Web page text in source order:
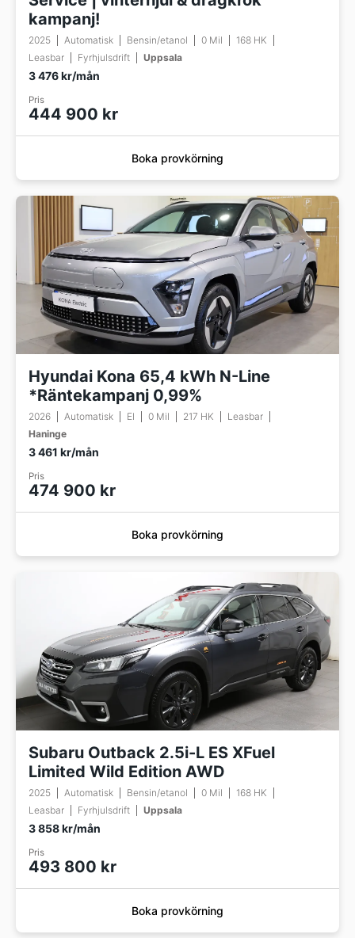
kampanj!
2025 Automatisk Bensin/etanol 0 Mil
168 HK
Leasbar
Fyrhjulsdrift Uppsala
3 476 kr/mån
Pris
444 900 kr
Boka provkörning
Hyundai Kona 65,4 kWh N-Line
*Räntekampanj 0,99%
2026 Automatisk El 0 Mil 217 HK
Leasbar
Haninge
3 461 kr/mån
Pris
474 900 kr
Boka provkörning
Subaru Outback 2.5i-L ES XFuel
Limited Wild Edition AWD
2025 Automatisk Bensin/etanol 0 Mil
168 HK
Leasbar
Fyrhjulsdrift Uppsala
3 858 kr/mån
Pris
493 800 kr
Boka provkörning